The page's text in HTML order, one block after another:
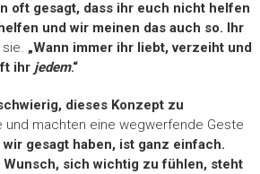
oft gesagt, dass ihr euch nicht helfen
und wir meinen das auch so. Ihr
„Wann immer ihr liebt, verzeiht und
ihr jedem.“
dieses Konzept zu
und machten eine wegwerfende Geste
wir gesagt haben, ist ganz einfach.
Wunsch, sich wichtig zu fühlen, steht